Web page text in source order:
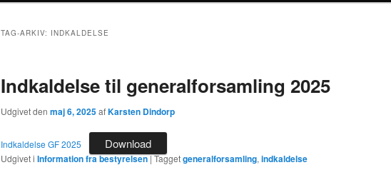
TAG-ARKIV: INDKALDELSE
Indkaldelse til generalforsamling 2025
Udgivet den maj 6, 2025afKarsten Dindorp
Indkaldelse GF 2025 Download
Udgivet i Information fra bestyrelsen|Taggetgeneralforsamling, indkaldelse